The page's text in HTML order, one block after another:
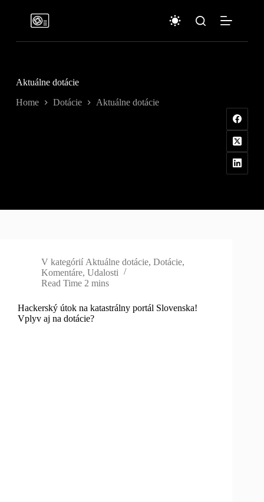
Aktuálne dotácie
Home Dotácie Aktuálne dotácie
V kategórií Aktuálne dotácie,Dotácie,
Komentáre, Udalosti
Read Time 2 mins
Hackerský útok na katastrálny portál Slovenska!
Vplyv aj na dotácie?